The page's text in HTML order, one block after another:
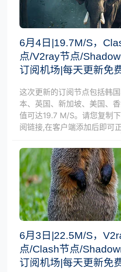
6月4日|19.7M/S，
点/V2ray节点/
订阅机场|每天更新免
这次更新的订阅节点包括韩
本、英国、新加坡、美国、
值可达19.7 M/S。请您复制
阅链接,在客户端添加后即可
6月3日|22.5M/S，
点/Clash节点/
订阅机场|每天更新免